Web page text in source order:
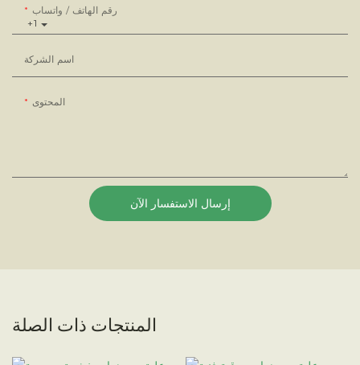
+1
رقم الهاتف / واتساب
اسم الشركة
المحتوى
إرسال الاستفسار الآن
المنتجات ذات الصلة